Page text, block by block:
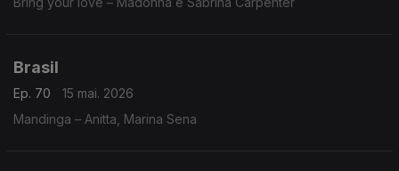
Brasil
Ep. 70
15 mai. 2026
Mandinga – Anitta, Marina Sena